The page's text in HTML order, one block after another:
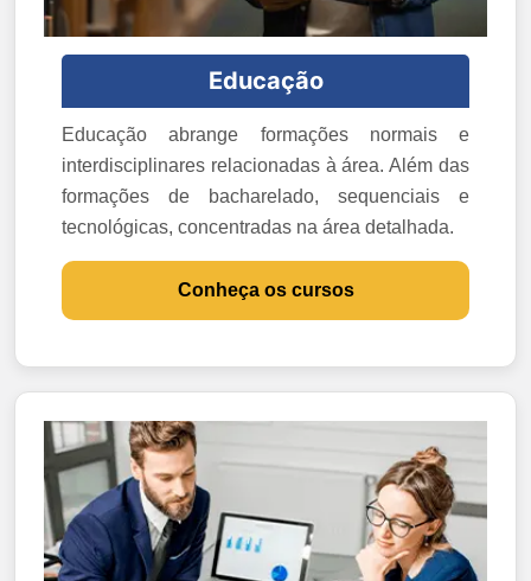
Educação
Educação abrange formações normais e
interdisciplinares relacionadas à área. Além das
formações de bacharelado, sequenciais e
tecnológicas, concentradas na área detalhada.
Conheça os cursos